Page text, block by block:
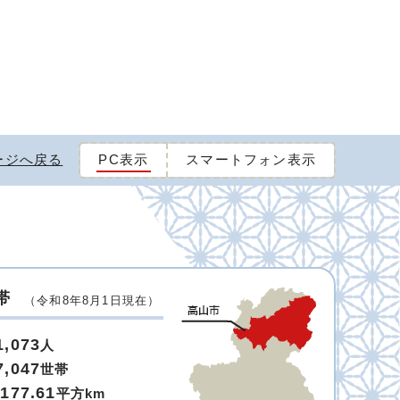
へ戻る PC表示 スマートフォン表示
（令和8年8月1日現在）
人
世帯
平方km